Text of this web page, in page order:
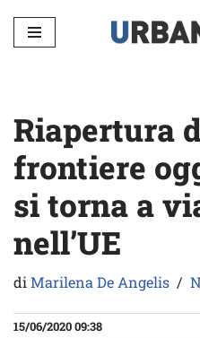
Vai
Riapertura
frontiere
si torna a
nell’UE
diMarilena De Angelis
15/06/2020 09:38